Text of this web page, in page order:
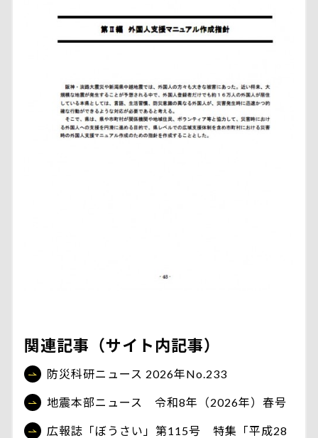
関連記事（サイト内記事）
防災科研ニュース 2026年No.233
地震本部ニュース 令和8年（2026年）春号
広報誌「ぼうさい」第115号 特集「平成28